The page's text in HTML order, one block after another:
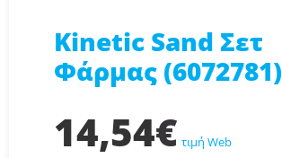
Kinetic Sand Σετ
Φάρμας (6072781)
14,54€ τιμή Web